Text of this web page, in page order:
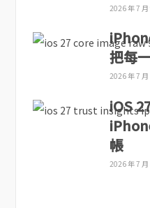
2026 年 7 月
把每
2026 年 7 月
iOS
帳
2026 年 7 月